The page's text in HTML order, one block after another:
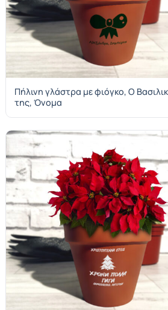
Πήλινη γλάστρα με φιόγκο, Ο
της, Όνομα